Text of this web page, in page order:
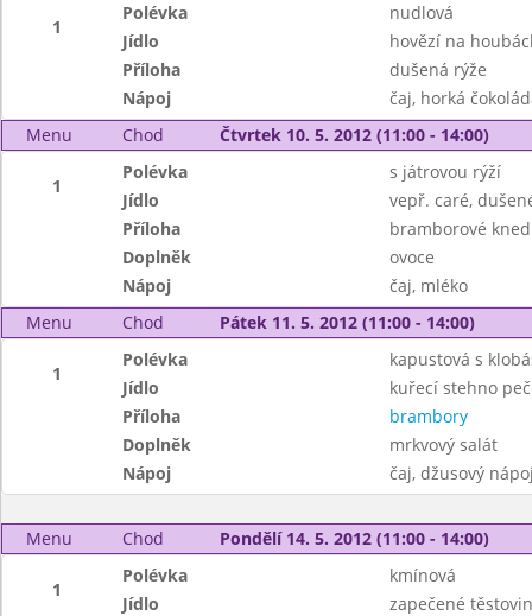
1
Polévka
nudlová
Jídlo
hovězí na
Příloha
dušená rýže
Nápoj
čaj, horká
Menu
Chod Čtvrtek 10. 5. 2012 (11:00 - 14:00)
1
Polévka
s játrovou rýží
Jídlo
vepř. caré,
Příloha
bramborové
Doplněk
ovoce
Nápoj
čaj, mléko
Menu
Chod Pátek 11. 5. 2012 (11:00 - 14:00)
1
Polévka
kapustová s
Jídlo
kuřecí stehno
Příloha
brambory
Doplněk
mrkvový salát
Nápoj
čaj, džusový
Menu Chod Pondělí 14. 5. 2012 (11:00 - 14:00)
1
Polévka
kmínová
Jídlo
zapečené